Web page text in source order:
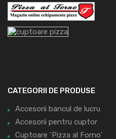
CATEGORII DE PRODUSE
Accesorii bancul de lucru
Accesorii pentru cuptor
Cuptoare ‘Pizza al Forno’